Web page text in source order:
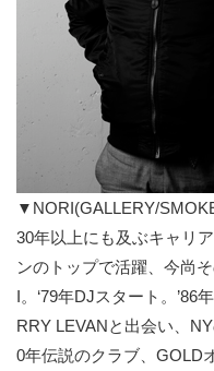
▼NORI(GALLERY/
30年以上にも及ぶキャリ
ンのトップで活躍、今尚
I。‘79年DJスタート。’86
RRY LEVANと出会い、
0年伝説のクラブ、GOLD